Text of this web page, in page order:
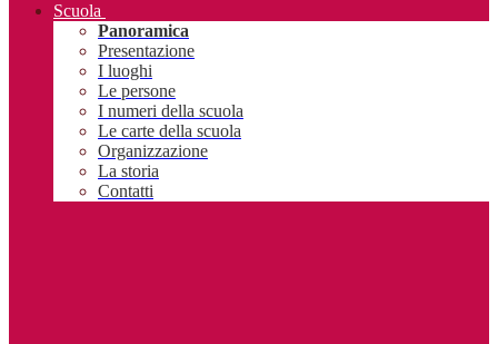
Scuola
Panoramica
Presentazione
I luoghi
Le persone
I numeri della scuola
Le carte della scuola
Organizzazione
La storia
Contatti